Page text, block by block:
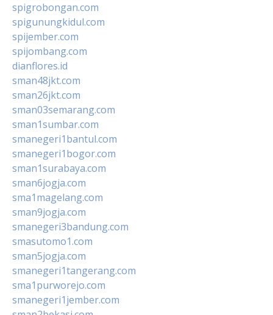
spigrobongan.com
spigunungkidul.com
spijember.com
spijombang.com
dianflores.id
sman48jkt.com
sman26jkt.com
sman03semarang.com
sman1sumbar.com
smanegeri1bantul.com
smanegeri1bogor.com
sman1surabaya.com
sman6jogja.com
sma1magelang.com
sman9jogja.com
smanegeri3bandung.com
smasutomo1.com
sman5jogja.com
smanegeri1tangerang.com
sma1purworejo.com
smanegeri1jember.com